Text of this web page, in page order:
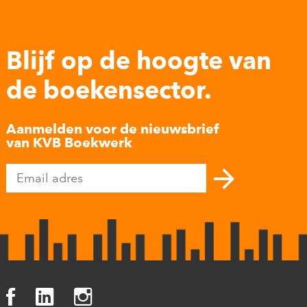
Blijf op de hoogte van
de boekensector.
Aanmelden voor de nieuwsbrief
van KVB Boekwerk